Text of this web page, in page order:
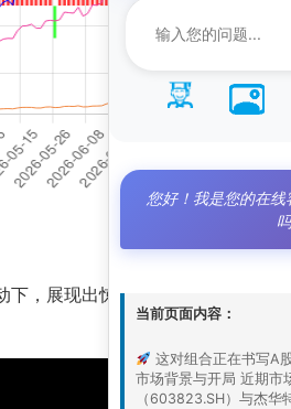
，展现出惊人的爆发力，策略净值
您好！我是您的在
当前页面内容：
这对组合正在书写A
市场背景与开局 近期市
（603823.SH）与杰华